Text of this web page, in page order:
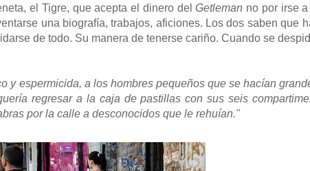
el Tigre, que acepta el dinero delGetleman no por irse
una biografía, trabajos, aficiones. Los dos saben que
de todo. Su manera de tenerse cariño. Cuando se
y espermicida, a los hombres pequeños que se hacían
regresar a la caja de pastillas con sus seis
por la calle a desconocidos que le rehuían."